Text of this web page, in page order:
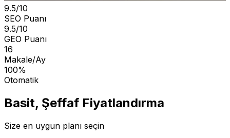
9.5/10
SEO Puanı
9.5/10
GEO Puanı
16
Makale/Ay
100%
Otomatik
Basit, Şeffaf Fiyatlandırma
Size en uygun planı seçin